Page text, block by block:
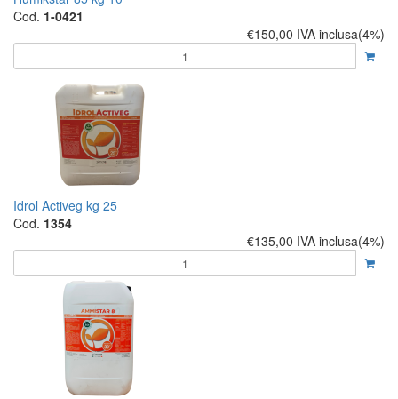
Cod. 1-0421
€150,00 IVA inclusa(4%)
Idrol Activeg kg 25
Cod. 1354
€135,00 IVA inclusa(4%)